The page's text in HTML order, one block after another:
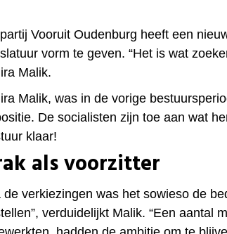
Vooruit Oudenburg heeft een
vorm te geven. “Het is wat
Malik.
Malik, was in de vorige
De socialisten zijn toe aan wat
klaar!
als voorzitter
de verkiezingen was het sowieso de
verduidelijkt Malik. “Een aantal